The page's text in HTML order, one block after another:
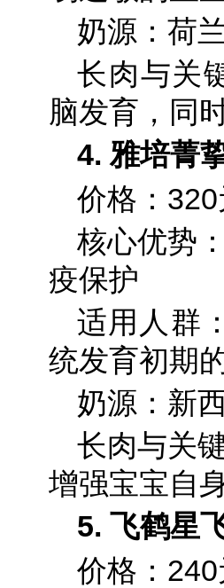
奶源：荷
长肉与关
脑发育，同
4. 雅培菁
价格：
核心优势
疫保护
适用人群
统发育初期
奶源：新
长肉与关
增强宝宝自
5. 飞鹤星
价格：